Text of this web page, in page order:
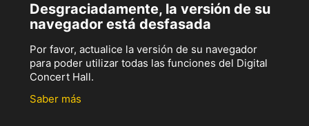
Desgraciadamente, la versión de su
navegador está desfasada
Por favor, actualice la versión de su navegador
para poder utilizar todas las funciones del Digital
Concert Hall.
Saber más